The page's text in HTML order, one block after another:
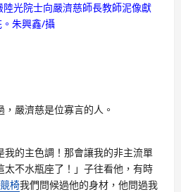
陸光院士向嚴濟慈師長教師泥像獻
朱興鑫/攝
嚴濟慈是位寡言的人。
的主色調！那會讓我的非主流單
太不水瓶座了！」子往看他，有時
椅我們問候過他的身材，他問過我